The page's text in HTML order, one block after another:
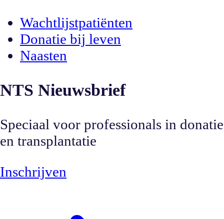
Wachtlijstpatiënten
Donatie bij leven
Naasten
NTS Nieuwsbrief
Speciaal voor professionals in donatie
en transplantatie
Inschrijven